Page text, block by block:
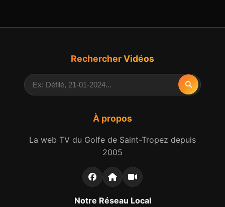
À propos
La web TV du Golfe de Saint-Tropez depuis
2005
Notre Réseau Local
Rechercher Vidéos